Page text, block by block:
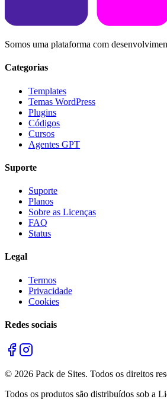
Somos uma plataforma com
Categorias
Templates
Temas WordPress
Plugins
Códigos
Cursos
Agentes GPT
Suporte
Suporte
Planos
Sobre as Licenças
FAQ
Status
Legal
Termos
Privacidade
Cookies
Redes sociais
© 2026 Pack de Sites. Todos os direitos
Todos os produtos são distribuídos sob a